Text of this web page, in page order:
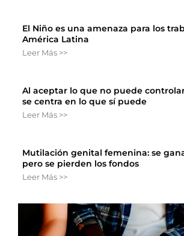
El Niño es una amenaza para los
América Latina
Leer Más >>
Al aceptar lo que no puede
se centra en lo que sí puede
Leer Más >>
Mutilación genital femenina: se
pero se pierden los fondos
Leer Más >>